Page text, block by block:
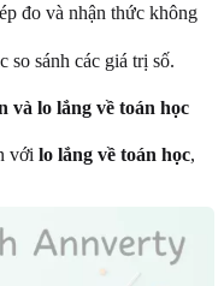
đo và nhận thức không
so sánh các giá trị số.
và lo lắng về toán học
với lo lắng về toán học,